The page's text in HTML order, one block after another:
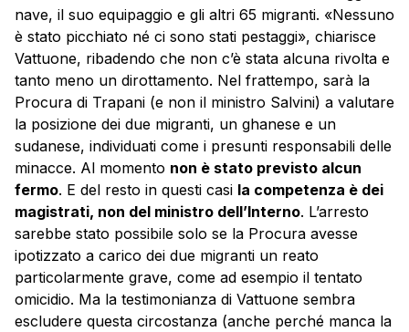
nave, il suo equipaggio e gli altri 65 migranti. «Nessuno
è stato picchiato né ci sono stati pestaggi», chiarisce
Vattuone, ribadendo che non c’è stata alcuna rivolta e
tanto meno un dirottamento. Nel frattempo, sarà la
Procura di Trapani (e non il ministro Salvini) a valutare
la posizione dei due migranti, un ghanese e un
sudanese, individuati come i presunti responsabili delle
minacce. Al momento non è stato previsto alcun
fermo. E del resto in questi casi la competenza è dei
magistrati, non del ministro dell’Interno. L’arresto
sarebbe stato possibile solo se la Procura avesse
ipotizzato a carico dei due migranti un reato
particolarmente grave, come ad esempio il tentato
omicidio. Ma la testimonianza di Vattuone sembra
escludere questa circostanza (anche perché manca la